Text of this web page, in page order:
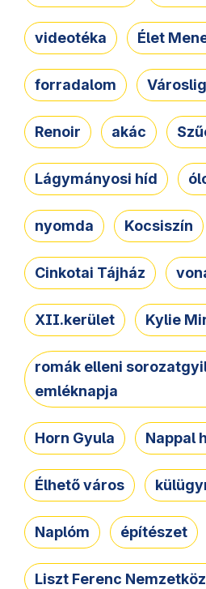
videotéka Élet
forradalom
Renoir akác
Lágymányosi híd
nyomda Kocsiszín
Cinkotai Tájház
XII.kerület Kylie
romák elleni
emléknapja
Horn Gyula Nappal
Élhető város
Naplóm építészet
Liszt Ferenc